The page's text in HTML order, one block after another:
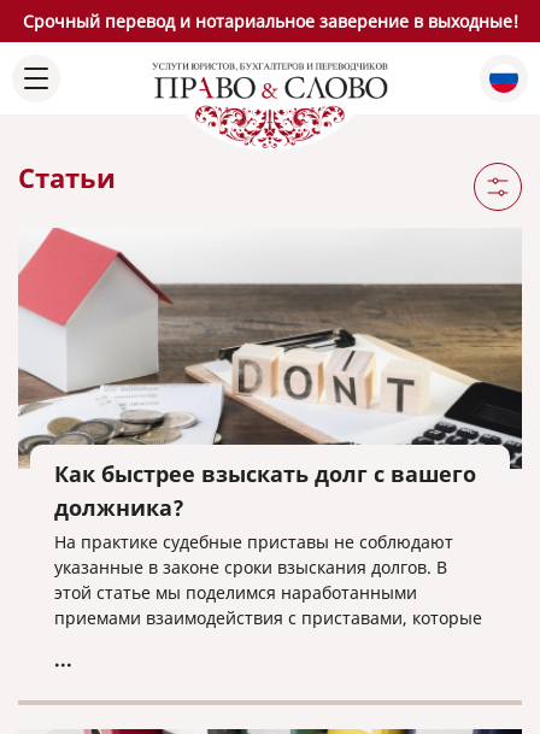
Срочный перевод и нотариальное заверение в выходные!
Статьи
Как быстрее взыскать долг с вашего
должника?
На практике судебные приставы не соблюдают
указанные в законе сроки взыскания долгов. В
этой статье мы поделимся наработанными
приемами взаимодействия с приставами, которые
должника.
...